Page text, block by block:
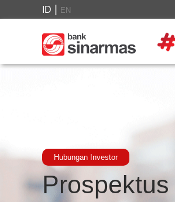
ID EN
Hubungan Investor